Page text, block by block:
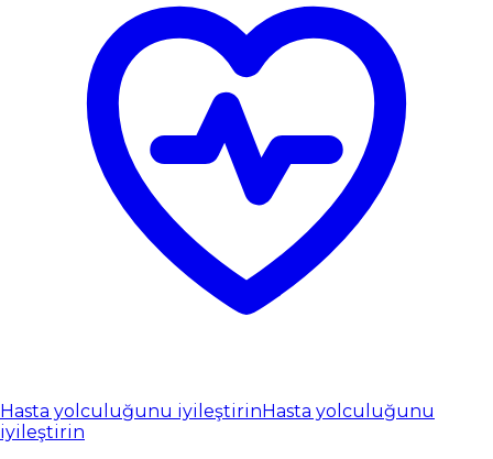
Hasta yolculuğunu iyileştirinHasta yolculuğunu
iyileştirin